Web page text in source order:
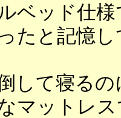
ベッド仕
たと記憶
して寝る
マットレ